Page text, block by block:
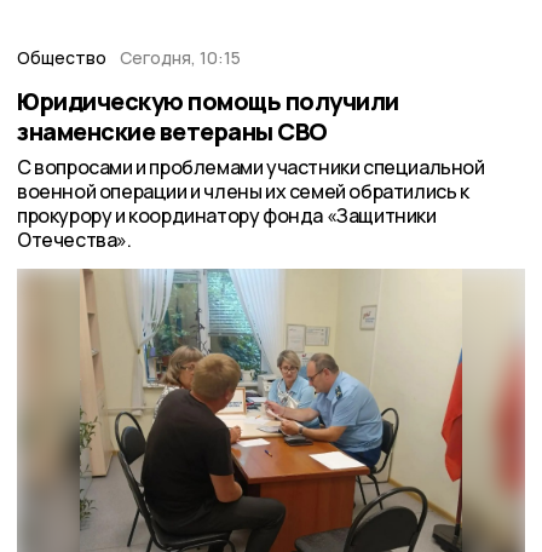
Общество Сегодня, 10:15
Юридическую помощь получили
знаменские ветераны СВО
С вопросами и проблемами участники специальной
военной операции и члены их семей обратились к
прокурору и координатору фонда «Защитники
Отечества».